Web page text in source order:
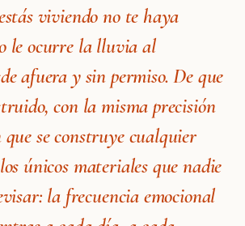
viviendo no te haya
le ocurre la lluvia al
afuera y sin permiso. De que
con la misma precisión
se construye cualquier
únicos materiales que nadie
la frecuencia emocional